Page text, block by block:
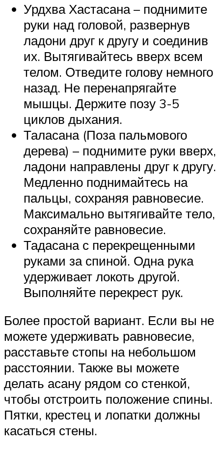
Урдхва Хастасана – поднимите
руки над головой, развернув
ладони друг к другу и соединив
их. Вытягивайтесь вверх всем
телом. Отведите голову немного
назад. Не перенапрягайте
мышцы. Держите позу 3-5
циклов дыхания.
Таласана (Поза пальмового
дерева) – поднимите руки вверх,
ладони направлены друг к другу.
Медленно поднимайтесь на
пальцы, сохраняя равновесие.
Максимально вытягивайте тело,
сохраняйте равновесие.
Тадасана с перекрещенными
руками за спиной. Одна рука
удерживает локоть другой.
Выполняйте перекрест рук.
Более простой вариант. Если вы не
можете удерживать равновесие,
расставьте стопы на небольшом
расстоянии. Также вы можете
делать асану рядом со стенкой,
чтобы отстроить положение спины.
Пятки, крестец и лопатки должны
касаться стены.